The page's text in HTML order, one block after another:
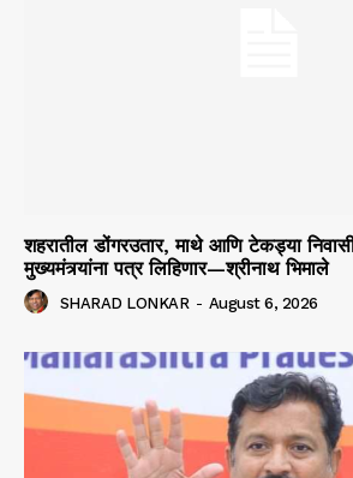
शहरातील डोंगरउतार, माथे आणि टेकड्या
मुख्यमंत्र्यांना पत्र लिहिणार—श्रीनाथ भिमाले
SHARAD LONKAR - August 6, 2026